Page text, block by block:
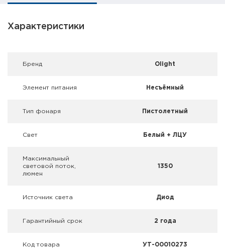
Фальшпатроны
Холодная пристрелка оружия
Аксессуары
Характеристики
Брeнд Olight
Элемент питания Несъёмный
Тип фонаря Пистолетный
Свет Белый + ЛЦУ
Максимальный
световой поток,
люмен
1350
Источник света Диод
Гарантийный срок 2 года
Код товара УТ-00010273